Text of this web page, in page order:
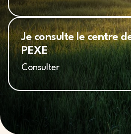
Je consulte le centre
PEXE
Consulter